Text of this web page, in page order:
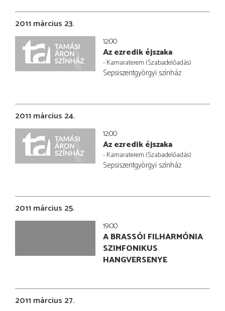
2011 március 23.
12:00
Az ezredik éjszaka
- Kamaraterem (Szabadelőadás)
Sepsiszentgyörgyi színház
2011 március 24.
12:00
Az ezredik éjszaka
- Kamaraterem (Szabadelőadás)
Sepsiszentgyörgyi színház
2011 március 25.
19:00
A BRASSÓI FILHARMÓNIA
SZIMFONIKUS
HANGVERSENYE
2011 március 27.